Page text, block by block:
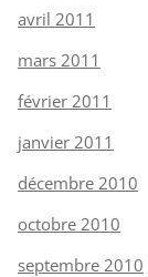
avril 2011
mars 2011
février 2011
janvier 2011
décembre 2010
octobre 2010
septembre 2010